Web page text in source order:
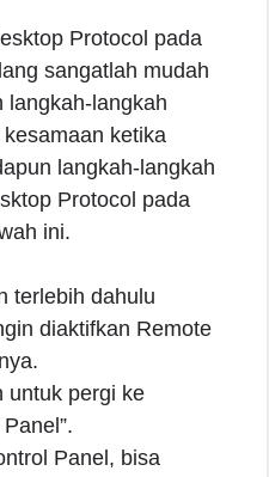
Protocol pada
sangatlah mudah
langkah-langkah
ketika
langkah-langkah
Protocol pada
ini.
terlebih dahulu
diaktifkan Remote
untuk pergi ke
Panel, bisa